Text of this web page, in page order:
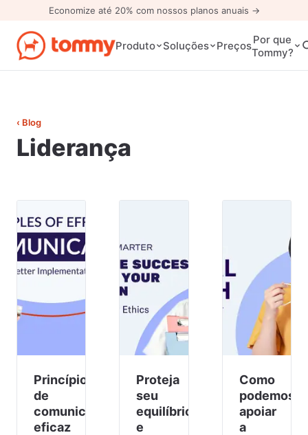
Economize até 20% com nossos planos anuais →
Produto Soluções PreçosPor que
Tommy?
‹ Blog
Liderança
Princípios
de
comunicação
eficaz
Proteja
seu
equilíbrio
e
Como
podemos
apoiar
a